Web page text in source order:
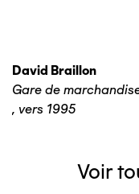
David Braillon
Gare de
, vers 1995
Voir